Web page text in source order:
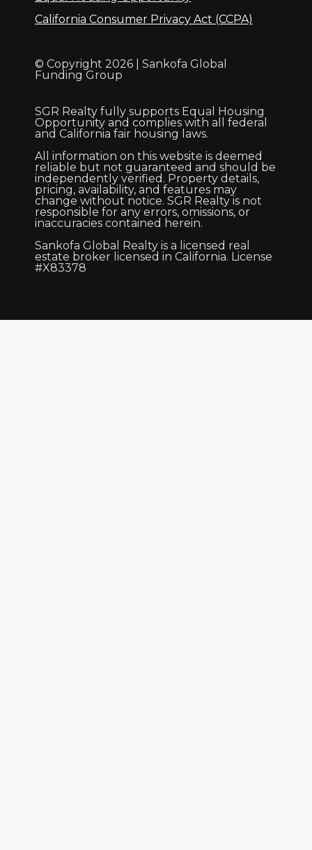
California Consumer Privacy Act (CCPA)
© Copyright 2026 | Sankofa Global
Funding Group
SGR Realty fully supports Equal Housing
Opportunity and complies with all federal
and California fair housing laws.
All information on this website is deemed
reliable but not guaranteed and should be
independently verified. Property details,
pricing, availability, and features may
change without notice. SGR Realty is not
responsible for any errors, omissions, or
inaccuracies contained herein.
Sankofa Global Realty is a licensed real
estate broker licensed in California. License
#X83378